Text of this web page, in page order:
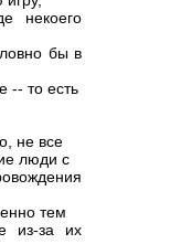
некоего
бы в
-- то есть
не все
люди с
тем
из-за их